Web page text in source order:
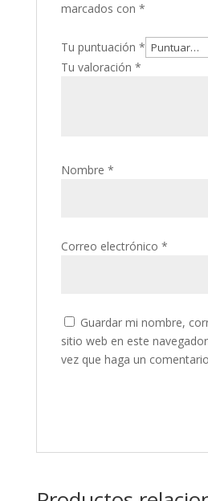
marcados con *
Tu puntuación *
Tu valoración *
Nombre *
Correo electrónico *
Guardar mi nombre,
sitio web en este
vez que haga un